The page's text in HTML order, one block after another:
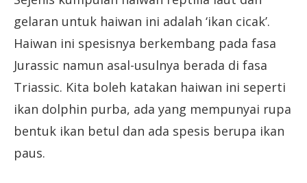
gelaran untuk haiwan ini adalah ‘ikan cicak’.
Haiwan ini spesisnya berkembang pada fasa
Jurassic namun asal-usulnya berada di fasa
Triassic. Kita boleh katakan haiwan ini seperti
ikan dolphin purba, ada yang mempunyai rupa
bentuk ikan betul dan ada spesis berupa ikan
paus.